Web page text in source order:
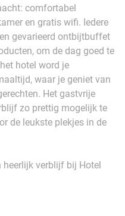
comfortabel
en gratis wifi. Iedere
gevarieerd ontbijtbuffet
om de dag goed te
hotel word je
waar je geniet van
Het gastvrije
zo prettig mogelijk te
de leukste plekjes in de
heerlijk verblijf bij Hotel